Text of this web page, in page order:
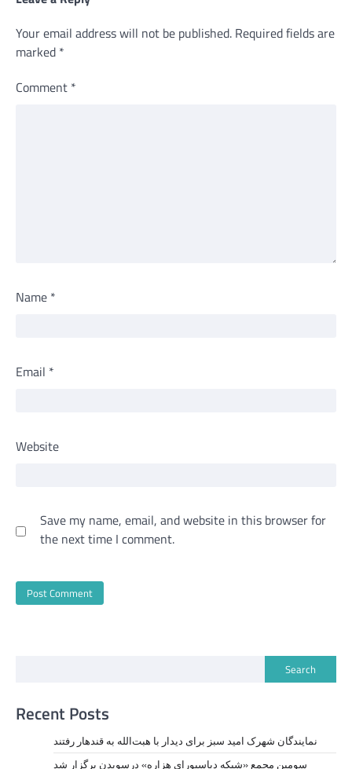
Your email address will not be published. Required fields are
marked *
Comment *
Name *
Email *
Website
Save my name, email, and website in this browser for
the next time I comment.
Search
Recent Posts
نمايندگان شهرک امید سبز برای دیدار با هبت‌الله به قندهار رفتند
سومین مجمع «شبکه دیاسپورای هزاره» درسویدن برگزار شد